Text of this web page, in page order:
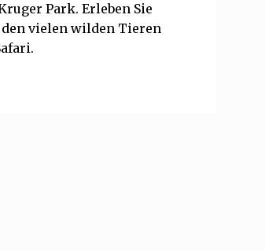
Park. Erleben Sie
vielen wilden Tieren